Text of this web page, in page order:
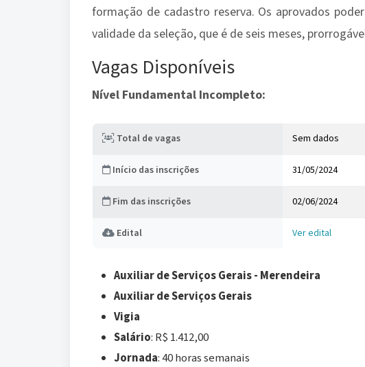
formação de cadastro reserva. Os aprovados
validade da seleção, que é de seis meses,
Vagas Disponíveis
Nível Fundamental Incompleto:
Total de vagas Sem dados
Início das inscrições 31/05/2024
Fim das inscrições 02/06/2024
Edital Ver edital
Auxiliar de Serviços Gerais - Merendeira
Auxiliar de Serviços Gerais
Vigia
Salário: R$ 1.412,00
Jornada: 40 horas semanais